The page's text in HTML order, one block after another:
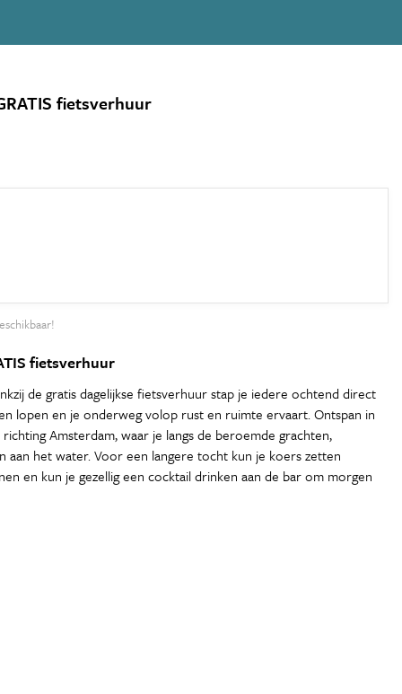
fietsverhuur
fietsverhuur
de gratis dagelijkse fietsverhuur stap je iedere ochtend direct
lopen en je onderweg volop rust en ruimte ervaart. Ontspan in
Amsterdam, waar je langs de beroemde grachten,
aan het water. Voor een langere tocht kun je koers zetten
en kun je gezellig een cocktail drinken aan de bar om morgen